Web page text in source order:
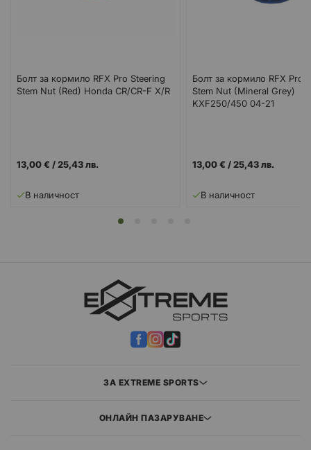
Болт за кормило RFX Pro Steering
Stem Nut (Red) Honda CR/CR-F X/R
13,00 € /25,43 лв.
В наличност
Болт за кормило RFX Pro
Stem Nut (Mineral Grey)
KXF250/450 04-21
13,00 € /25,43 лв.
В наличност
ЗА EXTREME SPORTS
ОНЛАЙН ПАЗАРУВАНЕ